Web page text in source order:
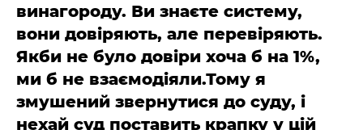
винагороду. Ви знаєте систему,
вони довіряють, але перевіряють.
Якби не було довіри хоча б на 1%,
ми б не взаємодіяли.Тому я
змушений звернутися до суду, і
нехай суд поставить крапку у цій